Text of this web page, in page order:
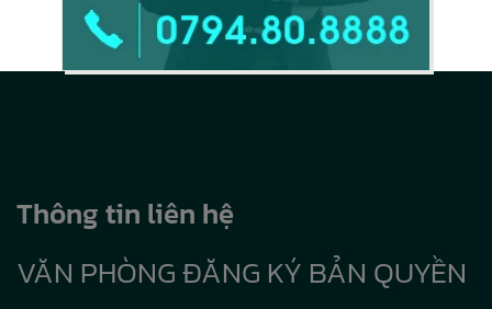
Thông tin liên hệ
VĂN PHÒNG ĐĂNG KÝ BẢN QUYỀN